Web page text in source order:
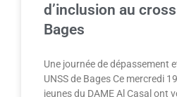
d’inclusion au
Bages
Une journée de dépassement
UNSS de Bages Ce mercredi
jeunes du DAME Al Casal ont